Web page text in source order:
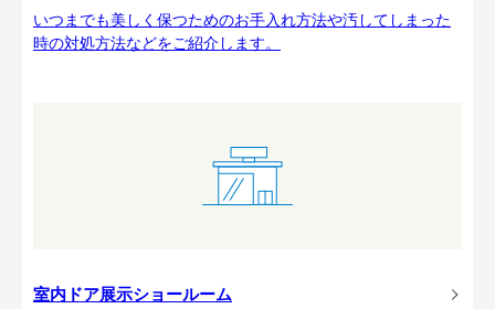
いつまでも美しく保つためのお手入れ方法や汚してしまった
時の対処方法などをご紹介します。
室内ドア展示ショールーム